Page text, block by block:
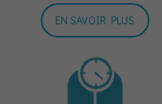
EN SAVOIR PLUS